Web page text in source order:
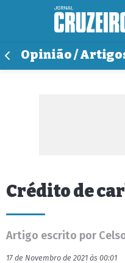
Opinião /
Crédito de
Artigo escrito por
17 de Novembro de 2021 às 00:01